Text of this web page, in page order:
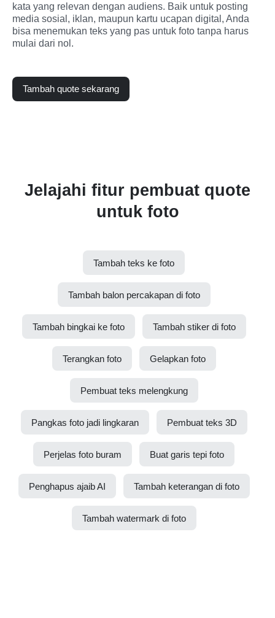
kata yang relevan dengan audiens. Baik untuk posting
media sosial, iklan, maupun kartu ucapan digital, Anda
bisa menemukan teks yang pas untuk foto tanpa harus
mulai dari nol.
Tambah quote sekarang
Jelajahi fitur pembuat quote
untuk foto
Tambah teks ke foto
Tambah balon percakapan di foto
Tambah bingkai ke foto Tambah stiker di foto
Terangkan foto Gelapkan foto
Pembuat teks melengkung
Pangkas foto jadi lingkaran Pembuat teks 3D
Perjelas foto buram Buat garis tepi foto
Penghapus ajaib AI Tambah keterangan di foto
Tambah watermark di foto